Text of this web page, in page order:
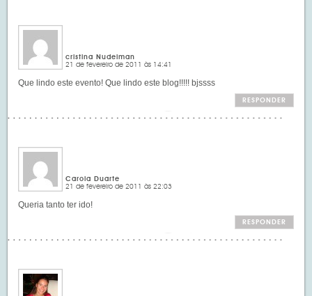
cristina Nudelman
21 de fevereiro de 2011 às 14:41
Que lindo este evento! Que lindo este blog!!!!! bjssss
RESPONDER
Carola Duarte
21 de fevereiro de 2011 às 22:03
Queria tanto ter ido!
RESPONDER